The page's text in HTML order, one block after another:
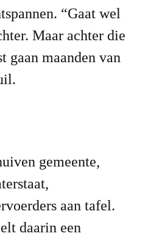
“Gaat wel
Maar achter die
gaan maanden van
gemeente,
aan tafel.
daarin een